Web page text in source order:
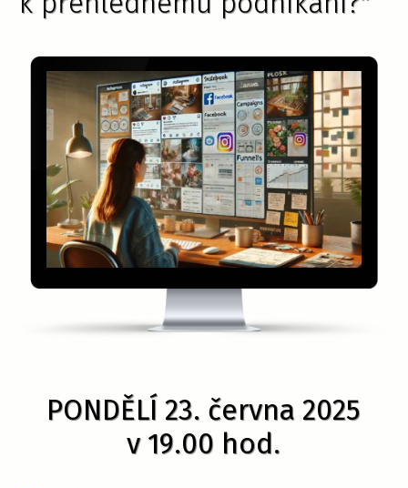
PONDĚLÍ 23. června 2025
v 19.00 hod.